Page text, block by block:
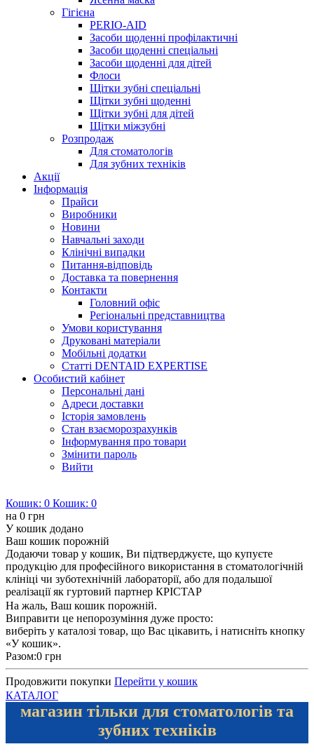
Гігієна
PERIO-AID
Засоби щоденні профілактичні
Засоби щоденні спеціальні
Засоби щоденні для дітей
Флоси
Щітки зубні спеціальні
Щітки зубні щоденні
Щітки зубні для дітей
Щітки міжзубні
Розпродаж
Для стоматологів
Для зубних техніків
Акції
Інформація
Прайси
Виробники
Новини
Навчальні заходи
Клінічні випадки
Питання-відповідь
Доставка та повернення
Контакти
Головний офіс
Регіональні представництва
Умови користування
Друковані матеріали
Мобільні додатки
Статті DENTAID EXPERTISE
Особистий кабінет
Персональні дані
Адреси доставки
Історія замовлень
Стан взаєморозрахунків
Інформування про товари
Змінити пароль
Вийти
Кошик: 0 Кошик: 0
на 0 грн
У кошик додано
Ваш кошик порожній
Додаючи товар у кошик, Ви підтверджуєте, що купуєте
продукцію для професійного використання в стоматологічній
клініці чи зуботехнічній лабораторії, або для подальшої
реалізації як гуртовий партнер КРІСТАР
На жаль, Ваш кошик порожній.
Виправити це непорозуміння дуже просто:
виберіть у каталозі товар, що Вас цікавить, і натисніть кнопку
«У кошик».
Разом:0 грн
Продовжити покупки Перейти у кошик
КАТАЛОГ
магазин тільки для стоматологів та
зубних техніків